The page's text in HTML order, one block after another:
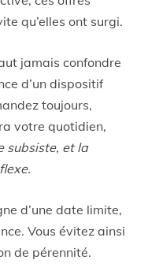
qu’elles ont surgi.
jamais confondre
d’un dispositif
toujours,
votre quotidien,
subsiste, et la
d’une date limite,
Vous évitez ainsi
de pérennité.